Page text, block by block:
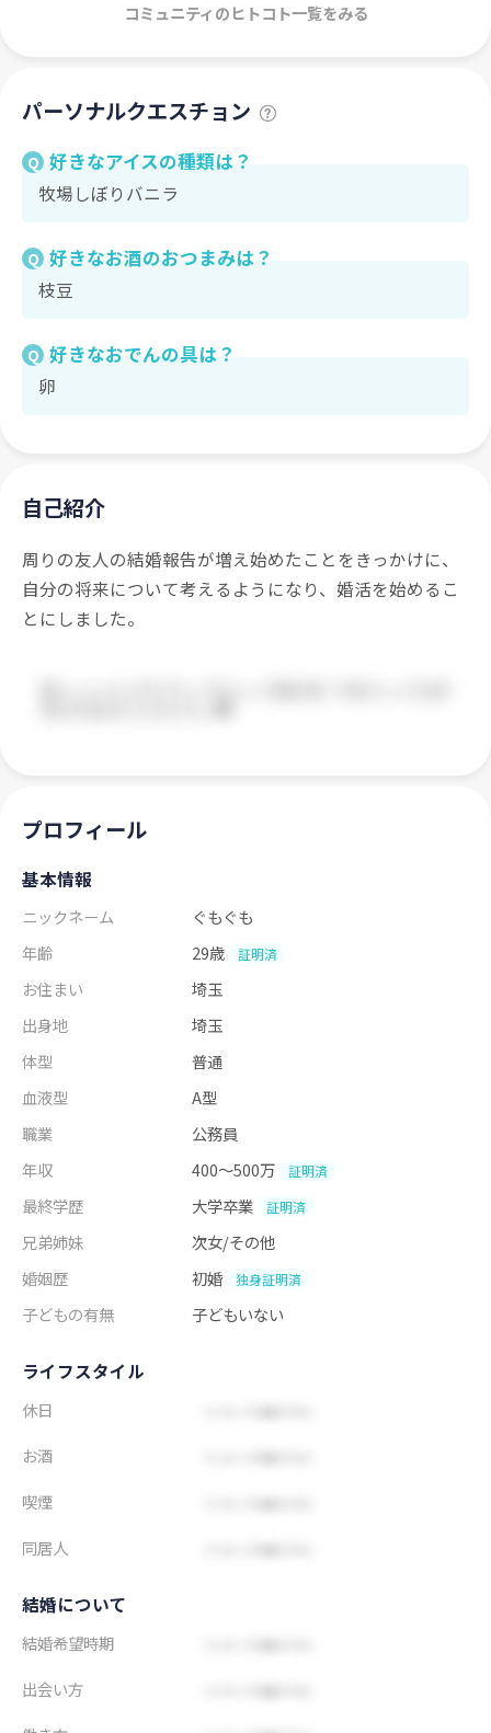
コミュニティのヒトコト一覧をみる
パーソナルクエスチョン
Q 好きなアイスの種類は？
牧場しぼりバニラ
Q 好きなお酒のおつまみは？
枝豆
Q 好きなおでんの具は？
卵
自己紹介
周りの友人の結婚報告が増え始めたことをきっかけに、
自分の将来について考えるようになり、婚活を始めるこ
とにしました。
プロフィール
基本情報
ニックネーム
ぐもぐも
年齢
29歳 証明済
お住まい
埼玉
出身地
埼玉
体型
普通
血液型
A型
職業
公務員
年収
400～500万 証明済
最終学歴 大学卒業 証明済
兄弟姉妹
次女/その他
婚姻歴
初婚 独身証明済
子どもの有無 子どもいない
ライフスタイル
休日
お酒
喫煙
同居人
結婚について
結婚希望時期
出会い方